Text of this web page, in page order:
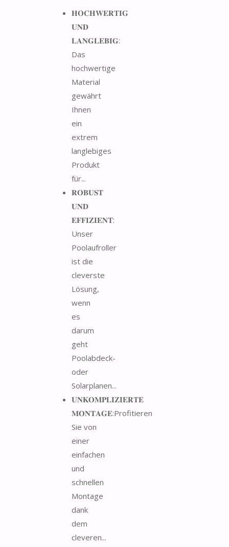
𝐇𝐎𝐂𝐇𝐖𝐄𝐑𝐓𝐈𝐆
𝐔𝐍𝐃
𝐋𝐀𝐍𝐆𝐋𝐄𝐁𝐈𝐆:
Das
hochwertige
Material
gewährt
Ihnen
ein
extrem
langlebiges
Produkt
für...
𝐑𝐎𝐁𝐔𝐒𝐓
𝐔𝐍𝐃
𝐄𝐅𝐅𝐈𝐙𝐈𝐄𝐍𝐓:
Unser
Poolaufroller
ist die
cleverste
Lösung,
wenn
es
darum
geht
Poolabdeck-
oder
Solarplanen...
𝐔𝐍𝐊𝐎𝐌𝐏𝐋𝐈𝐙𝐈𝐄𝐑𝐓𝐄
𝐌𝐎𝐍𝐓𝐀𝐆𝐄:Profitieren
Sie von
einer
einfachen
und
schnellen
Montage
dank
dem
cleveren...